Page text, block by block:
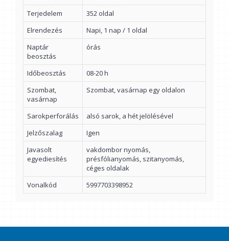
Terjedelem
352 oldal
Elrendezés
Napi, 1 nap / 1 oldal
Naptár
beosztás
órás
Időbeosztás
08-20 h
Szombat,
vasárnap
Szombat, vasárnap egy oldalon
Sarokperforálás
alsó sarok, a hét jelölésével
Jelzőszalag
Igen
Javasolt
egyediesítés
vakdombor nyomás,
présfólianyomás, szitanyomás,
céges oldalak
Vonalkód
5997703398952